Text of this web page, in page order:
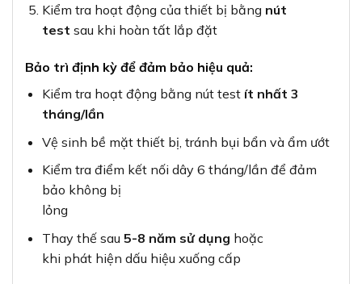
Kiểm tra hoạt động của thiết bị bằng nút
test sau khi hoàn tất lắp đặt
Bảo trì định kỳ để đảm bảo hiệu quả:
Kiểm tra hoạt động bằng nút test ít nhất 3
tháng/lần
Vệ sinh bề mặt thiết bị, tránh bụi bẩn và ẩm ướt
Kiểm tra điểm kết nối dây 6 tháng/lần để đảm
bảo không bị
lỏng
Thay thế sau 5-8 năm sử dụng hoặc
khi phát hiện dấu hiệu xuống cấp